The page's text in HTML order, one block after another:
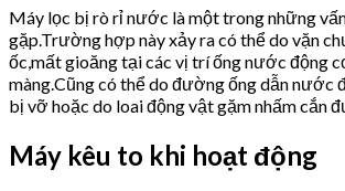
Máy lọc bị rò rỉ nước là một trong những
gặp.Trường hợp này xảy ra có thể do vặn
ốc,mất gioăng tại các vị trí ống nước động
màng.Cũng có thể do đường ống dẫn nước
bị vỡ hoặc do loai động vật gặm nhấm cắn
Máy kêu to khi hoạt động